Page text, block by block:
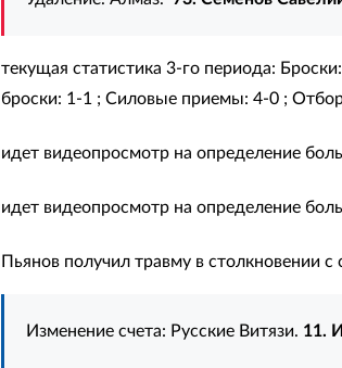
текущая статистика 3-го периода:
броски: 1-1 ; Силовые приемы: 4-0 ;
идет видеопросмотр на определение
идет видеопросмотр на определение
Пьянов получил травму в столкновении
Изменение счета: Русские Витязи. 11.